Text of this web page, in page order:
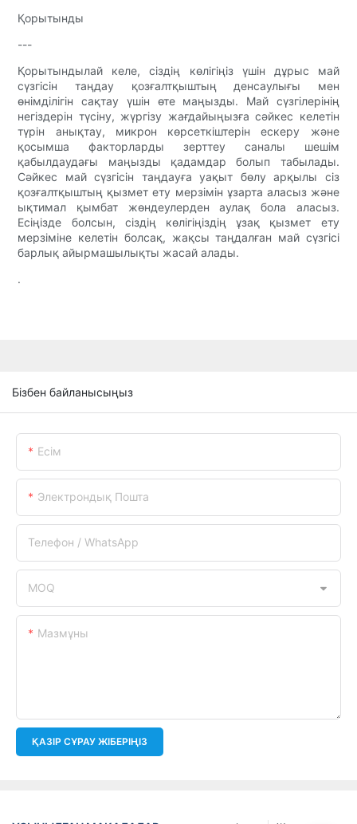
Қорытынды
---
Қорытындылай келе, сіздің көлігіңіз үшін дұрыс май
сүзгісін таңдау қозғалтқыштың денсаулығы мен
өнімділігін сақтау үшін өте маңызды. Май сүзгілерінің
негіздерін түсіну, жүргізу жағдайыңызға сәйкес келетін
түрін анықтау, микрон көрсеткіштерін ескеру және
қосымша факторларды зерттеу саналы шешім
қабылдаудағы маңызды қадамдар болып табылады.
Сәйкес май сүзгісін таңдауға уақыт бөлу арқылы сіз
қозғалтқыштың қызмет ету мерзімін ұзарта аласыз және
ықтимал қымбат жөндеулерден аулақ бола аласыз.
Есіңізде болсын, сіздің көлігіңіздің ұзақ қызмет ету
мерзіміне келетін болсақ, жақсы таңдалған май сүзгісі
барлық айырмашылықты жасай алады.
.
Бізбен байланысыңыз
Есім
Электрондық Пошта
Телефон / WhatsApp
MOQ
Мазмұны
ҚАЗІР СҰРАУ ЖІБЕРІҢІЗ